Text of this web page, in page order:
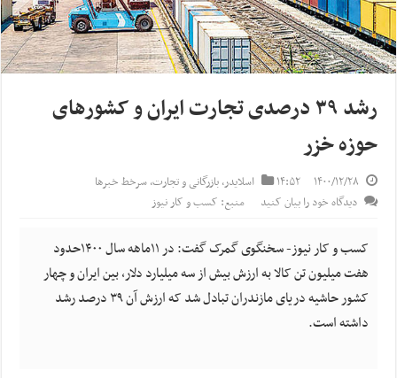
رشد ۳۹ درصدی تجارت ایران و کشورهای
حوزه خزر
۱۴۰۰/۱۲/۲۸ ۱۴:۵۲ اسلایدر,بازرگانی و تجارت,سرخط خبرها
دیدگاه خود را بیان کنید
منبع: کسب و کار نیوز
کسب و کار نیوز- سخنگوی گمرک گفت: در ۱۱ماهه سال ۱۴۰۰حدود
هفت میلیون تن کالا به ارزش بیش از سه میلیارد دلار، بین ایران و چهار
کشور حاشیه دریای مازندران تبادل شد که ارزش آن ۳۹ درصد رشد
داشته است.